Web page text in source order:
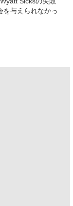
を与えられなかっ